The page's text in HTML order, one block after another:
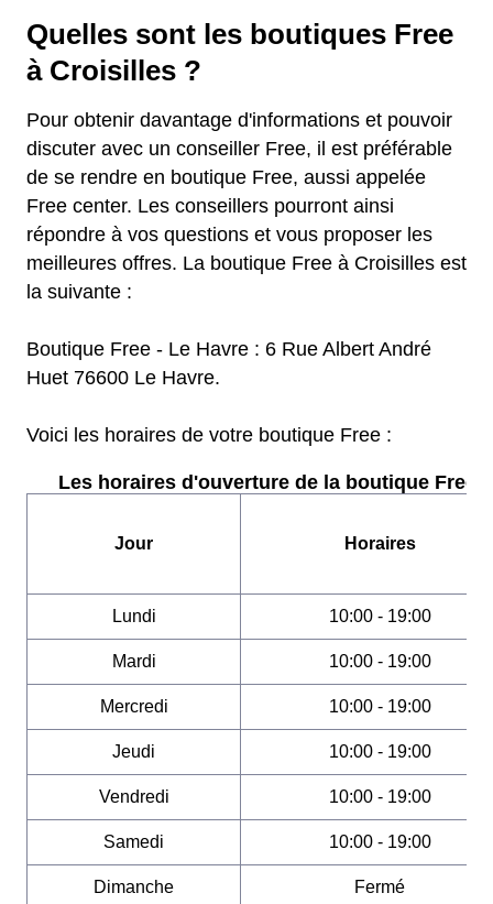
Quelles sont les boutiques Free
à Croisilles ?
Pour obtenir davantage d'informations et pouvoir
discuter avec un conseiller Free, il est préférable
de se rendre en boutique Free, aussi appelée
Free center. Les conseillers pourront ainsi
répondre à vos questions et vous proposer les
meilleures offres. La boutique Free à Croisilles est
la suivante :
Boutique Free - Le Havre : 6 Rue Albert André
Huet 76600 Le Havre.
Voici les horaires de votre boutique Free :
Les horaires d'ouverture de la boutique Free :
Jour Horaires
Lundi 10:00 - 19:00
Mardi 10:00 - 19:00
Mercredi 10:00 - 19:00
Jeudi 10:00 - 19:00
Vendredi 10:00 - 19:00
Samedi 10:00 - 19:00
Dimanche Fermé